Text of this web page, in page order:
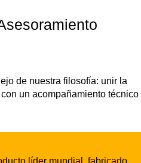
de nuestra filosofía: unir la
un acompañamiento técnico
líder mundial, fabricado